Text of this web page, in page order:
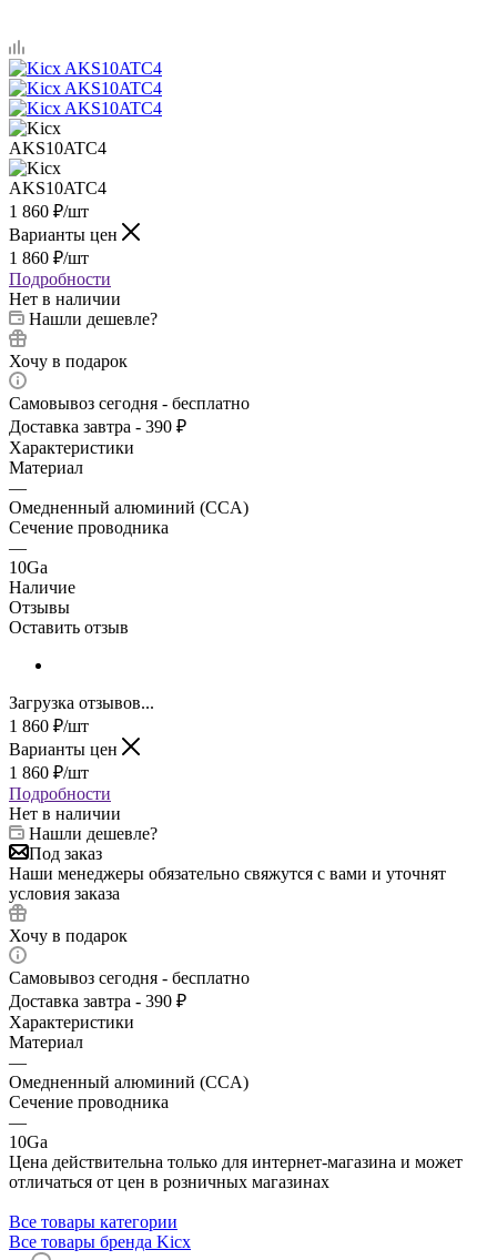
1 860 ₽/шт
Варианты цен
1 860 ₽/шт
Подробности
Нет в наличии
Нашли дешевле?
Хочу в подарок
Самовывоз сегодня - бесплатно
Доставка завтра - 390 ₽
Характеристики
Материал
—
Омедненный алюминий (CCA)
Сечение проводника
—
10Ga
Наличие
Отзывы
Оставить отзыв
Загрузка отзывов...
1 860 ₽/шт
Варианты цен
1 860 ₽/шт
Подробности
Нет в наличии
Нашли дешевле?
Под заказ
Наши менеджеры обязательно свяжутся с вами и уточнят
условия заказа
Хочу в подарок
Самовывоз сегодня - бесплатно
Доставка завтра - 390 ₽
Характеристики
Материал
—
Омедненный алюминий (CCA)
Сечение проводника
—
10Ga
Цена действительна только для интернет-магазина и может
отличаться от цен в розничных магазинах
Все товары категории
Все товары бренда Kicx